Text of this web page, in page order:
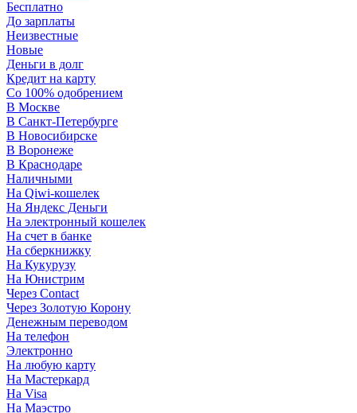
Бесплатно
До зарплаты
Неизвестные
Новые
Деньги в долг
Кредит на карту
Со 100% одобрением
В Москве
В Санкт-Петербурге
В Новосибирске
В Воронеже
В Краснодаре
Наличными
На Qiwi-кошелек
На Яндекс Деньги
На электронный кошелек
На счет в банке
На сберкнижку
На Кукурузу
На Юнистрим
Через Contact
Через Золотую Корону
Денежным переводом
На телефон
Электронно
На любую карту
На Мастеркард
На Visa
На Маэстро